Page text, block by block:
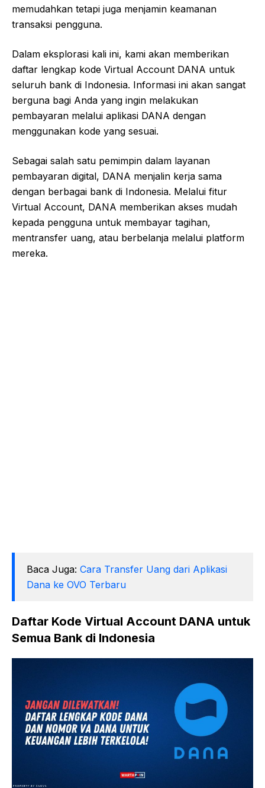
memudahkan tetapi juga menjamin keamanan
transaksi pengguna.
Dalam eksplorasi kali ini, kami akan memberikan
daftar lengkap kode Virtual Account DANA untuk
seluruh bank di Indonesia. Informasi ini akan sangat
berguna bagi Anda yang ingin melakukan
pembayaran melalui aplikasi DANA dengan
menggunakan kode yang sesuai.
Sebagai salah satu pemimpin dalam layanan
pembayaran digital, DANA menjalin kerja sama
dengan berbagai bank di Indonesia. Melalui fitur
Virtual Account, DANA memberikan akses mudah
kepada pengguna untuk membayar tagihan,
mentransfer uang, atau berbelanja melalui platform
mereka.
Baca Juga: Cara Transfer Uang dari Aplikasi
Dana ke OVO Terbaru
Daftar Kode Virtual Account DANA untuk
Semua Bank di Indonesia